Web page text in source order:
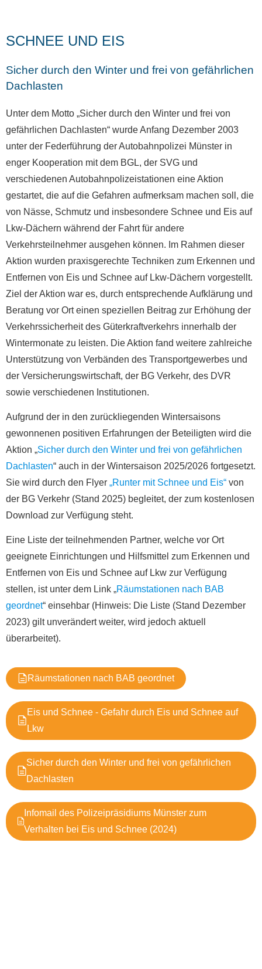
SCHNEE UND EIS
Sicher durch den Winter und frei von gefährlichen
Dachlasten
Unter dem Motto „Sicher durch den Winter und frei von
gefährlichen Dachlasten“ wurde Anfang Dezember 2003
unter der Federführung der Autobahnpolizei Münster in
enger Kooperation mit dem BGL, der SVG und
verschiedenen Autobahnpolizeistationen eine Aktion
gestartet, die auf die Gefahren aufmerksam machen soll, die
von Nässe, Schmutz und insbesondere Schnee und Eis auf
Lkw-Dächern während der Fahrt für andere
Verkehrsteilnehmer ausgehen können. Im Rahmen dieser
Aktion wurden praxisgerechte Techniken zum Erkennen und
Entfernen von Eis und Schnee auf Lkw-Dächern vorgestellt.
Ziel der Aktion war es, durch entsprechende Aufklärung und
Beratung vor Ort einen speziellen Beitrag zur Erhöhung der
Verkehrssicherheit des Güterkraftverkehrs innerhalb der
Wintermonate zu leisten. Die Aktion fand weitere zahlreiche
Unterstützung von Verbänden des Transportgewerbes und
der Versicherungswirtschaft, der BG Verkehr, des DVR
sowie verschiedenen Institutionen.
Aufgrund der in den zurückliegenden Wintersaisons
gewonnenen positiven Erfahrungen der Beteiligten wird die
Aktion „Sicher durch den Winter und frei von gefährlichen
Dachlasten“ auch in der Wintersaison 2025/2026 fortgesetzt.
Sie wird durch den Flyer „Runter mit Schnee und Eis“ von
der BG Verkehr (Stand 2025) begleitet, der zum kostenlosen
Download zur Verfügung steht.
Eine Liste der teilnehmenden Partner, welche vor Ort
geeignete Einrichtungen und Hilfsmittel zum Erkennen und
Entfernen von Eis und Schnee auf Lkw zur Verfügung
stellen, ist unter dem Link „Räumstationen nach BAB
geordnet“ einsehbar (Hinweis: Die Liste (Stand Dezember
2023) gilt unverändert weiter, wird jedoch aktuell
überarbeitet).
Räumstationen nach BAB geordnet
Eis und Schnee - Gefahr durch Eis und Schnee auf
Lkw
Sicher durch den Winter und frei von gefährlichen
Dachlasten
Infomail des Polizeipräsidiums Münster zum
Verhalten bei Eis und Schnee (2024)